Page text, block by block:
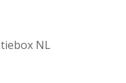
NL